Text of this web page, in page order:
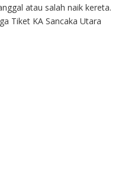
atau salah naik kereta.
Tiket KA Sancaka Utara